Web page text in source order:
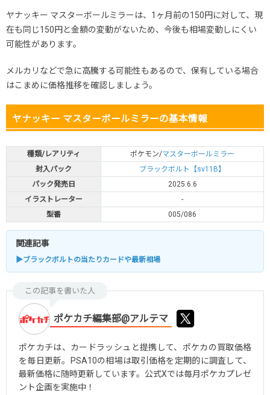
ヤナッキー マスターボールミラーは、1ヶ月前の150円に対して、現
在も同じ150円と金額の変動がないため、今後も相場変動しにくい
可能性があります。
メルカリなどで急に高騰する可能性もあるので、保有している場合
はこまめに価格推移を確認しましょう。
ヤナッキー マスターボールミラーの基本情報
種類/レアリティ ポケモン/マスターボールミラー
封入パック
ブラックボルト【sv11B】
パック発売日
2025.6.6
イラストレーター
-
型番
005/086
関連記事
▶ブラックボルトの当たりカードや最新相場
この記事を書いた人
ポケカチ編集部@アルテマ
ポケカチは、カードラッシュと提携して、ポケカの買取価格
を毎日更新。PSA10の相場は取引価格を定期的に調査して、
最新価格に随時更新しています。公式Xでは毎月ポケカプレゼ
ント企画を実施中！